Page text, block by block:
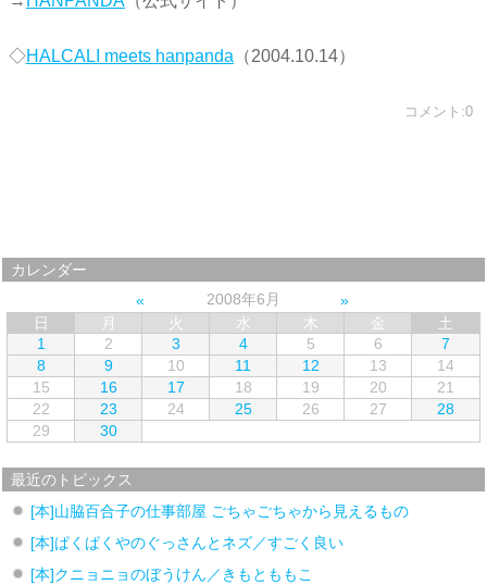
◇HALCALI meets hanpanda （2004.10.14）
コメント:0
カレンダー
2008年6月
日
月 火 水 木 金
土
1
2 3 4 5 6
7
8
9 10 11 12 13
14
15
16 17 18 19 20
21
22
23 24 25 26 27
28
29
30
最近のトピックス
[本]山脇百合子の仕事部屋 ごちゃごちゃから見えるもの
[本]ぱくぱくやのぐっさんとネズ／すごく良い
[本]クニョニョのぼうけん／きもとももこ